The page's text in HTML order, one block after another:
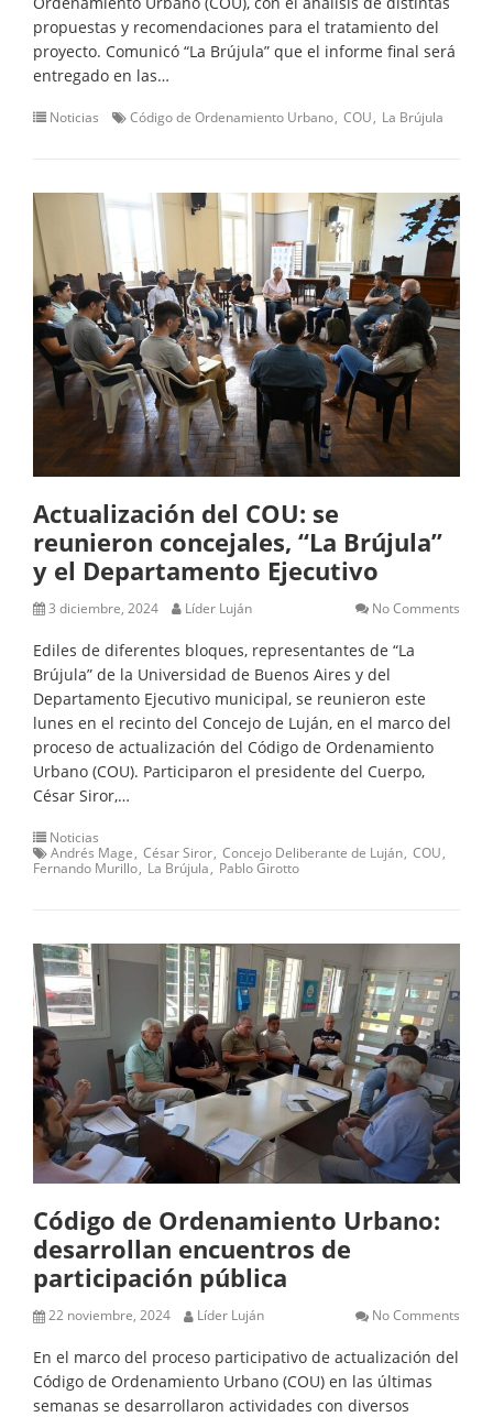
propuestas y recomendaciones para el tratamiento del
proyecto. Comunicó “La Brújula” que el informe final será
entregado en las…
Noticias Código de Ordenamiento Urbano COU La Brújula
Actualización del COU: se
reunieron concejales, “La Brújula”
y el Departamento Ejecutivo
3 diciembre, 2024 Líder Luján No Comments
Ediles de diferentes bloques, representantes de “La
Brújula” de la Universidad de Buenos Aires y del
Departamento Ejecutivo municipal, se reunieron este
lunes en el recinto del Concejo de Luján, en el marco del
proceso de actualización del Código de Ordenamiento
Urbano (COU). Participaron el presidente del Cuerpo,
César Siror,…
Noticias
Andrés Mage César Siror Concejo Deliberante de Luján COU
Fernando Murillo La Brújula Pablo Girotto
Código de Ordenamiento Urbano:
desarrollan encuentros de
participación pública
22 noviembre, 2024 Líder Luján No Comments
En el marco del proceso participativo de actualización del
Código de Ordenamiento Urbano (COU) en las últimas
semanas se desarrollaron actividades con diversos